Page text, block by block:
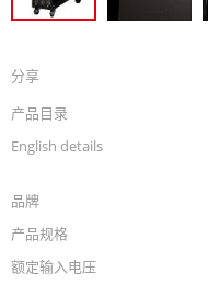
分享
产品目录
English details
品牌
产品规格
额定输入电压